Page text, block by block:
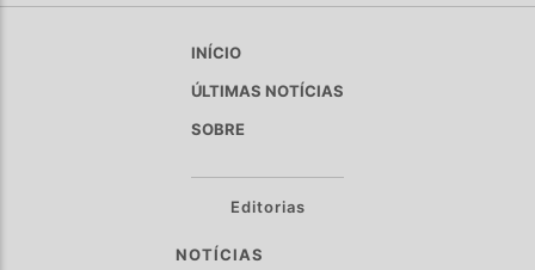
INÍCIO
ÚLTIMAS NOTÍCIAS
SOBRE
Editorias
NOTÍCIAS